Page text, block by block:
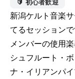
新潟ケルト音楽
てるセッションで
メンバーの使用
シュフルート・
ナ・イリアンパ